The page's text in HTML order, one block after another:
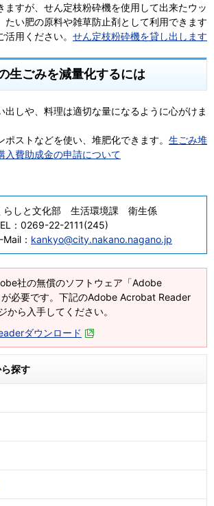
ますが、せん定枝粉砕機を使用して出来たウッ
たい肥の原料や雑草防止剤として利用できます
用ください。 せん定枝粉砕機を貸し出します
生ごみを減量化するには
出しや、料理は適切な量になるように心がけま
ポストなどを使い、堆肥化できます。 生ごみ堆
入費助成金の申請について
らしと文化部 生活環境課 衛生係
： 0269-22-2111(245)
Mail： kankyo@city.nakano.nagano.jp
社の無償のソフトウェア「Adobe
必要です。下記のAdobe Acrobat Reader
から入手してください。
ダウンロード
探す